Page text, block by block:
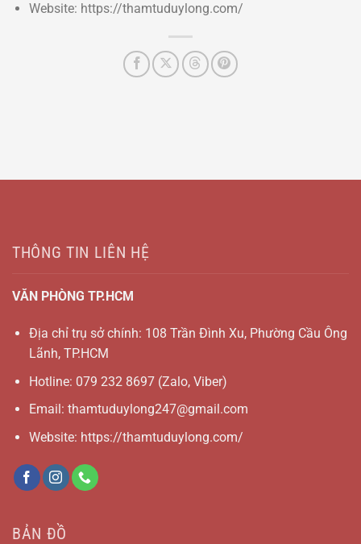
Website: https://thamtuduylong.com/
THÔNG TIN LIÊN HỆ
VĂN PHÒNG TP.HCM
Địa chỉ trụ sở chính: 108 Trần Đình Xu, Phường Cầu Ông
Lãnh, TP.HCM
Hotline: 079 232 8697(Zalo, Viber)
Email: thamtuduylong247@gmail.com
Website: https://thamtuduylong.com/
BẢN ĐỒ